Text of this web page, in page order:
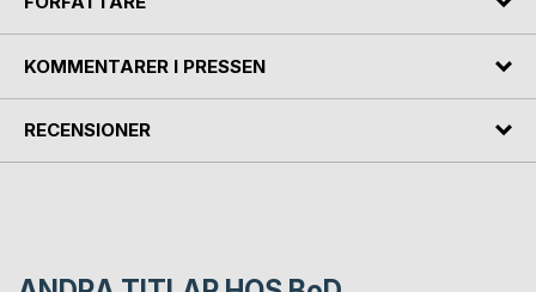
KOMMENTARER I PRESSEN
RECENSIONER